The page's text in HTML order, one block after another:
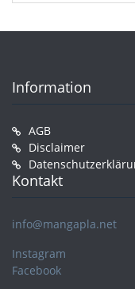
Information
AGB
Disclaimer
Kontakt
info@mangapla.net
Instagram
Facebook